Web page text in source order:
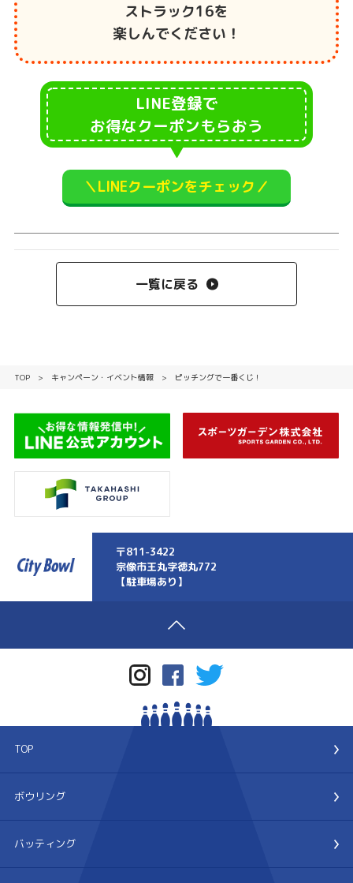
ストラック16を
楽しんでください！
LINE登録で
お得なクーポンもらおう
▼
＼LINEクーポンをチェック／
一覧に戻る
TOP キャンペーン・イベント情報 ピッチングで一番くじ！
〒811-3422
宗像市王丸字徳丸772
【駐車場あり】
TOP
ボウリング
バッティング